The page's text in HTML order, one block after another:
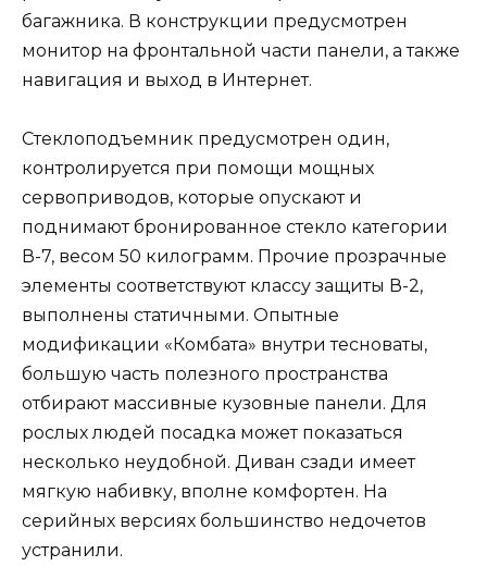
багажника. В конструкции предусмотрен
монитор на фронтальной части панели, а также
навигация и выход в Интернет.
Стеклоподъемник предусмотрен один,
контролируется при помощи мощных
сервоприводов, которые опускают и
поднимают бронированное стекло категории
В-7, весом 50 килограмм. Прочие прозрачные
элементы соответствуют классу защиты В-2,
выполнены статичными. Опытные
модификации «Комбата» внутри тесноваты,
большую часть полезного пространства
отбирают массивные кузовные панели. Для
рослых людей посадка может показаться
несколько неудобной. Диван сзади имеет
мягкую набивку, вполне комфортен. На
серийных версиях большинство недочетов
устранили.